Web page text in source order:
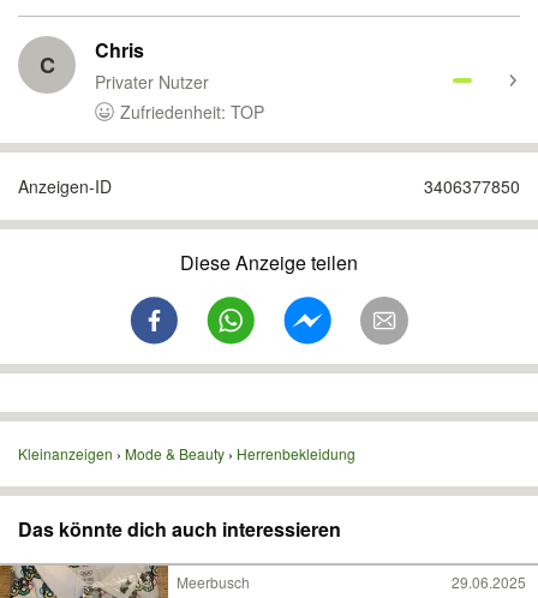
C Chris
Privater Nutzer
Zufriedenheit: TOP
Anzeigen-ID 3406377850
Diese Anzeige teilen
Kleinanzeigen Mode & Beauty Herrenbekleidung
Das könnte dich auch interessieren
Meerbusch 29.06.2025